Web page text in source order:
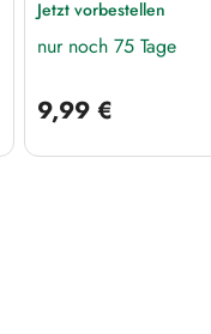
Jetzt vorbestellen
nur noch 75 Tage
9,99 €